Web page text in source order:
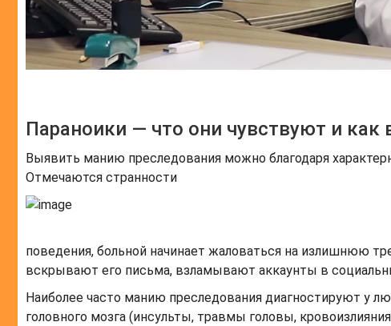
Параноики — что они чувствуют и как
Выявить манию преследования можно благодаря
Отмечаются странности
поведения, больной начинает жаловаться на излишнюю
вскрывают его письма, взламывают аккаунты в
Наиболее часто манию преследования диагностируют у
головного мозга (инсульты, травмы головы,